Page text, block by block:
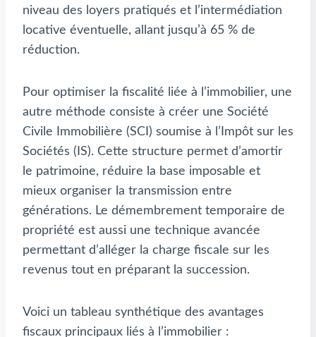
niveau des loyers pratiqués et l’intermédiation
locative éventuelle, allant jusqu’à 65 % de
réduction.
Pour optimiser la fiscalité liée à l’immobilier, une
autre méthode consiste à créer une Société
Civile Immobilière (SCI) soumise à l’Impôt sur les
Sociétés (IS). Cette structure permet d’amortir
le patrimoine, réduire la base imposable et
mieux organiser la transmission entre
générations. Le démembrement temporaire de
propriété est aussi une technique avancée
permettant d’alléger la charge fiscale sur les
revenus tout en préparant la succession.
Voici un tableau synthétique des avantages
fiscaux principaux liés à l’immobilier :